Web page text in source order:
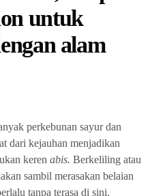
untuk
alam
perkebunan sayur dan
dari kejauhan menjadikan
keren abis. Berkeliling atau
sambil merasakan belaian
tanpa terasa di sini.